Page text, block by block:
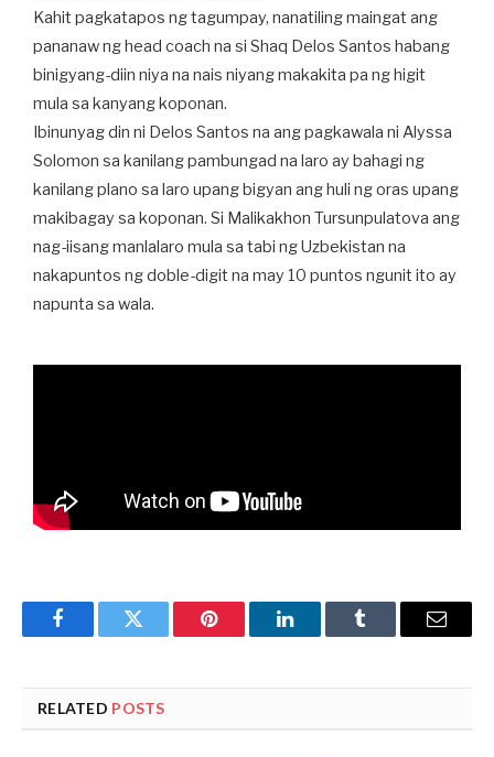
Kahit pagkatapos ng tagumpay, nanatiling maingat ang
pananaw ng head coach na si Shaq Delos Santos habang
binigyang-diin niya na nais niyang makakita pa ng higit
mula sa kanyang koponan.
Ibinunyag din ni Delos Santos na ang pagkawala ni Alyssa
Solomon sa kanilang pambungad na laro ay bahagi ng
kanilang plano sa laro upang bigyan ang huli ng oras upang
makibagay sa koponan. Si Malikakhon Tursunpulatova ang
nag-iisang manlalaro mula sa tabi ng Uzbekistan na
nakapuntos ng doble-digit na may 10 puntos ngunit ito ay
napunta sa wala.
FacebookTwitter Pinterest LinkedInTumblr Email
RELATED POSTS